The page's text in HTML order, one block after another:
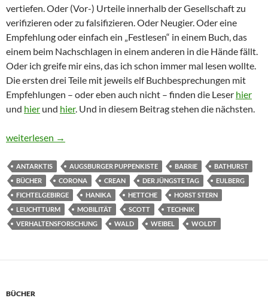
vertiefen. Oder (Vor-) Urteile innerhalb der Gesellschaft zu
verifizieren oder zu falsifizieren. Oder Neugier. Oder eine
Empfehlung oder einfach ein „Festlesen“ in einem Buch, das
einem beim Nachschlagen in einem anderen in die Hände fällt.
Oder ich greife mir eins, das ich schon immer mal lesen wollte.
Die ersten drei Teile mit jeweils elf Buchbesprechungen mit
Empfehlungen – oder eben auch nicht – finden die Leser hier
und hier und hier. Und in diesem Beitrag stehen die nächsten.
Pandemie 2021-3: Von Urmel über Leuchttürme zum
weiterlesen →
ANTARKTIS AUGSBURGER PUPPENKISTE BARRIE
BATHURST
BÜCHER
CORONA CREAN DER JÜNGSTE TAG
EULBERG
FICHTELGEBIRGE
HANIKA HETTCHE
HORST STERN
LEUCHTTURM
MOBILITÄT SCOTT
TECHNIK
VERHALTENSFORSCHUNG
WALD WEIBEL WOLDT
BÜCHER